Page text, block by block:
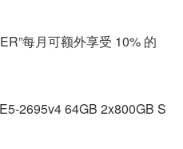
每月可额外享受 10% 的
2695v4 64GB 2x800GB S